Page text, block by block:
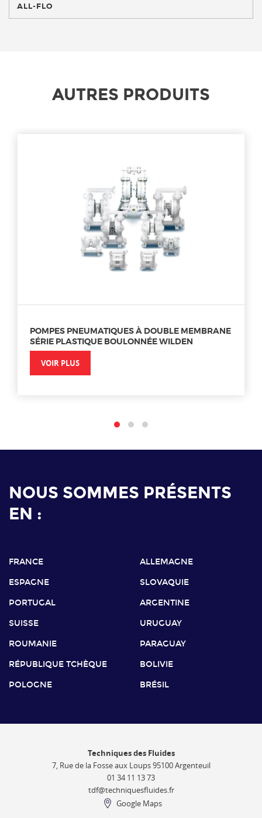
ALL-FLO
AUTRES PRODUITS
POMPES PNEUMATIQUES À DOUBLE MEMBRANE
SÉRIE PLASTIQUE BOULONNÉE WILDEN
VOIR PLUS
NOUS SOMMES PRÉSENTS
EN :
FRANCE
ESPAGNE
PORTUGAL
SUISSE
ROUMANIE
RÉPUBLIQUE TCHÈQUE
POLOGNE
ALLEMAGNE
SLOVAQUIE
ARGENTINE
URUGUAY
PARAGUAY
BOLIVIE
BRÉSIL
Techniques des Fluides
7, Rue de la Fosse aux Loups 95100 Argenteuil
01 34 11 13 73
tdf@techniquesfluides.fr
Google Maps